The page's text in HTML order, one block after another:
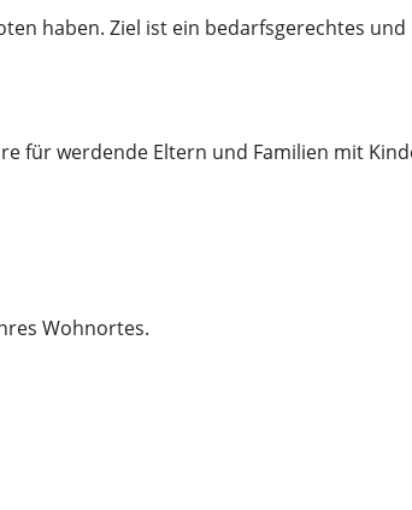
haben. Ziel ist ein bedarfsgerechtes
für werdende Eltern und Familien mit
Wohnortes.